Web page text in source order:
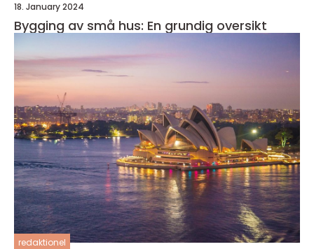
18. January 2024
Bygging av små hus: En grundig oversikt
redaktionel